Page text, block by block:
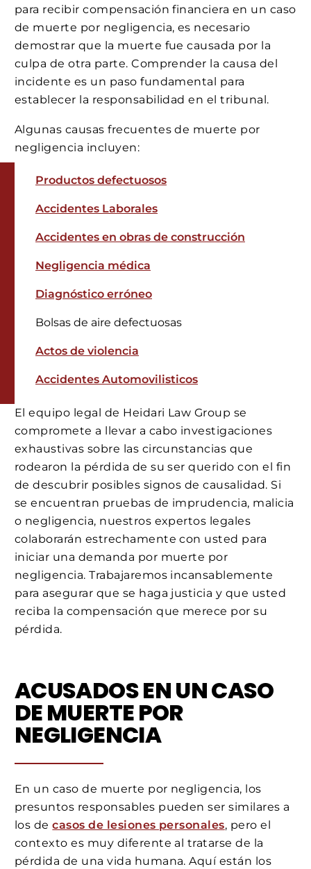
para recibir compensación financiera en un caso
de muerte por negligencia, es necesario
demostrar que la muerte fue causada por la
culpa de otra parte. Comprender la causa del
incidente es un paso fundamental para
establecer la responsabilidad en el tribunal.
Algunas causas frecuentes de muerte por
negligencia incluyen:
Productos defectuosos
Accidentes Laborales
Accidentes en obras de construcción
Negligencia médica
Diagnóstico erróneo
Bolsas de aire defectuosas
Actos de violencia
Accidentes Automovilisticos
El equipo legal de Heidari Law Group se
compromete a llevar a cabo investigaciones
exhaustivas sobre las circunstancias que
rodearon la pérdida de su ser querido con el fin
de descubrir posibles signos de causalidad. Si
se encuentran pruebas de imprudencia, malicia
o negligencia, nuestros expertos legales
colaborarán estrechamente con usted para
iniciar una demanda por muerte por
negligencia. Trabajaremos incansablemente
para asegurar que se haga justicia y que usted
reciba la compensación que merece por su
pérdida.
ACUSADOS EN UN CASO
DE MUERTE POR
NEGLIGENCIA
En un caso de muerte por negligencia, los
presuntos responsables pueden ser similares a
los decasos de lesiones personales, pero el
contexto es muy diferente al tratarse de la
pérdida de una vida humana. Aquí están los